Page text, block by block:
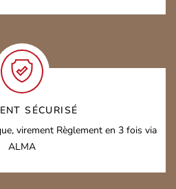
SÉCURISÉ
virementRèglement en 3 fois via
ALMA